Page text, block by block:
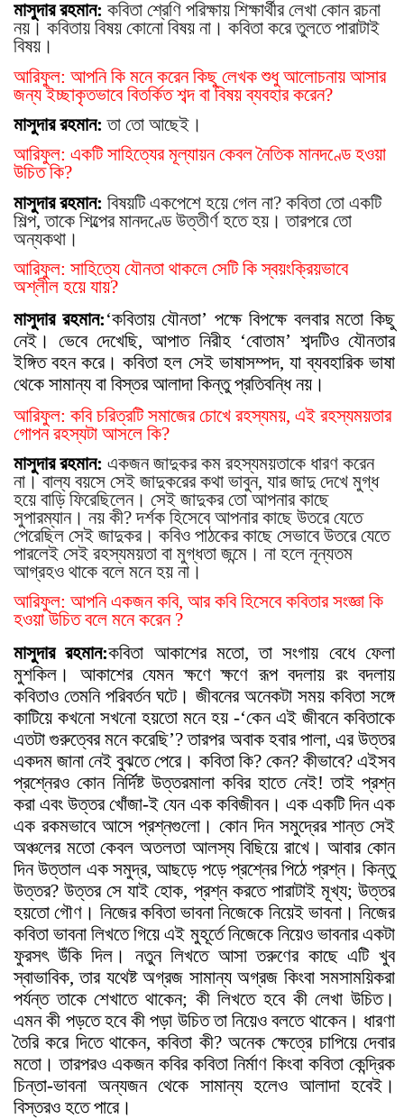
মাসুদার রহমান: কবিতা শ্রেণি পরিক্ষায় শিক্ষার্থীর লেখা কোন রচনা
নয়। কবিতায় বিষয় কোনো বিষয় না। কবিতা করে তুলতে পারাটাই
বিষয়।
আরিফুল: আপনি কি মনে করেন কিছু লেখক শুধু আলোচনায় আসার
জন্য ইচ্ছাকৃতভাবে বিতর্কিত শব্দ বা বিষয় ব্যবহার করেন?
মাসুদার রহমান: তা তো আছেই।
আরিফুল: একটি সাহিত্যের মূল্যায়ন কেবল নৈতিক মানদণ্ডে হওয়া
উচিত কি?
মাসুদার রহমান: বিষয়টি একপেশে হয়ে গেল না? কবিতা তো একটি
শিল্প, তাকে শিল্পের মানদণ্ডে উত্তীর্ণ হতে হয়। তারপরে তো
অন্যকথা।
আরিফুল: সাহিত্যে যৌনতা থাকলে সেটি কি স্বয়ংক্রিয়ভাবে
অশ্লীল হয়ে যায়?
মাসুদার রহমান:‘কবিতায় যৌনতা’ পক্ষে বিপক্ষে বলবার মতো কিছু
নেই। ভেবে দেখেছি, আপাত নিরীহ ‘বোতাম’ শব্দটিও যৌনতার
ইঙ্গিত বহন করে। কবিতা হল সেই ভাষাসম্পদ, যা ব্যবহারিক ভাষা
থেকে সামান্য বা বিস্তর আলাদা কিন্তু প্রতিবন্ধি নয়।
আরিফুল: কবি চরিত্রটি সমাজের চোখে রহস্যময়, এই রহস্যময়তার
গোপন রহস্যটা আসলে কি?
মাসুদার রহমান: একজন জাদুকর কম রহস্যময়তাকে ধারণ করেন
না। বাল্য বয়সে সেই জাদুকরের কথা ভাবুন, যার জাদু দেখে মুগ্ধ
হয়ে বাড়ি ফিরেছিলেন। সেই জাদুকর তো আপনার কাছে
সুপারম্যান। নয় কী? দর্শক হিসেবে আপনার কাছে উতরে যেতে
পেরেছিল সেই জাদুকর। কবিও পাঠকের কাছে সেভাবে উতরে যেতে
পারলেই সেই রহস্যময়তা বা মুগ্ধতা জন্মে। না হলে নূন্যতম
আগ্রহও থাকে বলে মনে হয় না।
আরিফুল: আপনি একজন কবি, আর কবি হিসেবে কবিতার সংজ্ঞা কি
হওয়া উচিত বলে মনে করেন ?
মাসুদার রহমান:কবিতা আকাশের মতো, তা সংগায় বেধে ফেলা
মুশকিল। আকাশের যেমন ক্ষণে ক্ষণে রূপ বদলায় রং বদলায়
কবিতাও তেমনি পরিবর্তন ঘটে। জীবনের অনেকটা সময় কবিতা সঙ্গে
কাটিয়ে কখনো সখনো হয়তো মনে হয় -‘কেন এই জীবনে কবিতাকে
এতটা গুরুত্বের মনে করেছি’? তারপর অবাক হবার পালা, এর উত্তর
একদম জানা নেই বুঝতে পেরে। কবিতা কি? কেন? কীভাবে? এইসব
প্রশ্নেরও কোন নির্দিষ্ট উত্তরমালা কবির হাতে নেই! তাই প্রশ্ন
করা এবং উত্তর খোঁজা-ই যেন এক কবিজীবন। এক একটি দিন এক
এক রকমভাবে আসে প্রশ্নগুলো। কোন দিন সমুদ্রের শান্ত সেই
অঞ্চলের মতো কেবল অতলতা আলস্য বিছিয়ে রাখে। আবার কোন
দিন উত্তাল এক সমুদ্র, আছড়ে পড়ে প্রশ্নের পিঠে প্রশ্ন। কিন্তু
উত্তর? উত্তর সে যাই হোক, প্রশ্ন করতে পারাটাই মূখ্য; উত্তর
হয়তো গৌণ। নিজের কবিতা ভাবনা নিজেকে নিয়েই ভাবনা। নিজের
কবিতা ভাবনা লিখতে গিয়ে এই মুহূর্তে নিজেকে নিয়েও ভাবনার একটা
ফুরসৎউঁকি দিল। নতুন লিখতে আসা তরুণের কাছে এটি খুব
স্বাভাবিক, তার যথেষ্ট অগ্রজ সামান্য অগ্রজ কিংবা সমসাময়িকরা
পর্যন্ত তাকে শেখাতে থাকেন; কী লিখতে হবে কী লেখা উচিত।
এমন কী পড়তে হবে কী পড়া উচিত তা নিয়েও বলতে থাকেন। ধারণা
তৈরি করে দিতে থাকেন, কবিতা কী? অনেক ক্ষেত্রে চাপিয়ে দেবার
মতো। তারপরও একজন কবির কবিতা নির্মাণ কিংবা কবিতা কেন্দ্রিক
চিন্তা-ভাবনা অন্যজন থেকে সামান্য হলেও আলাদা হবেই।
বিস্তরও হতে পারে।